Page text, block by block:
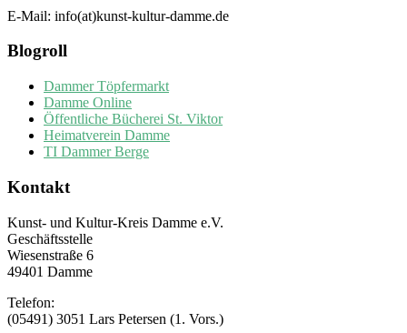
E-Mail: info(at)kunst-kultur-damme.de
Blogroll
Dammer Töpfermarkt
Damme Online
Öffentliche Bücherei St. Viktor
Heimatverein Damme
TI Dammer Berge
Kontakt
Kunst- und Kultur-Kreis Damme e.V.
Geschäftsstelle
Wiesenstraße 6
49401 Damme
Telefon:
(05491) 3051 Lars Petersen (1. Vors.)